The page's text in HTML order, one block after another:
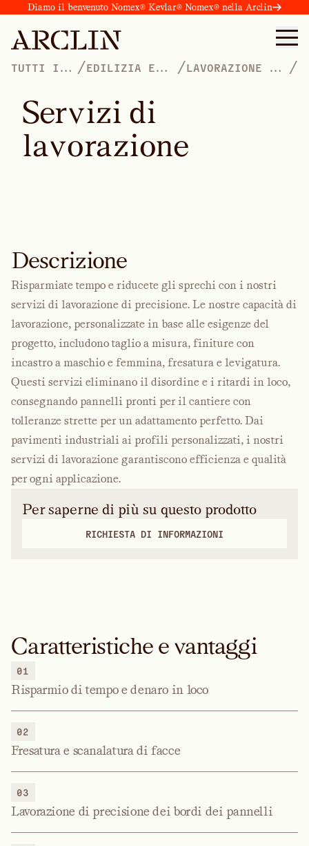
Diamo il benvenuto Nomex® Kevlar® Nomex® nella Arclin
TUTTI I
/EDILIZIA E
/LAVORAZIONE E
/
Servizi di
lavorazione
Descrizione
Risparmiate tempo e riducete gli sprechi con i nostri
servizi di lavorazione di precisione. Le nostre capacità di
lavorazione, personalizzate in base alle esigenze del
progetto, includono taglio a misura, finiture con
incastro a maschio e femmina, fresatura e levigatura.
Questi servizi eliminano il disordine e i ritardi in loco,
consegnando pannelli pronti per il cantiere con
tolleranze strette per un adattamento perfetto. Dai
pavimenti industriali ai profili personalizzati, i nostri
servizi di lavorazione garantiscono efficienza e qualità
per ogni applicazione.
Per saperne di più su questo prodotto
RICHIESTA DI INFORMAZIONI
Caratteristiche e vantaggi
01
Risparmio di tempo e denaro in loco
02
Fresatura e scanalatura di facce
03
Lavorazione di precisione dei bordi dei pannelli